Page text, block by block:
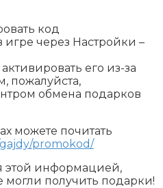
код
игре через Настройки –
его из-за
пожалуйста,
обмена подарков
можете почитать
promokod/
этой информацией,
могли получить подарки!